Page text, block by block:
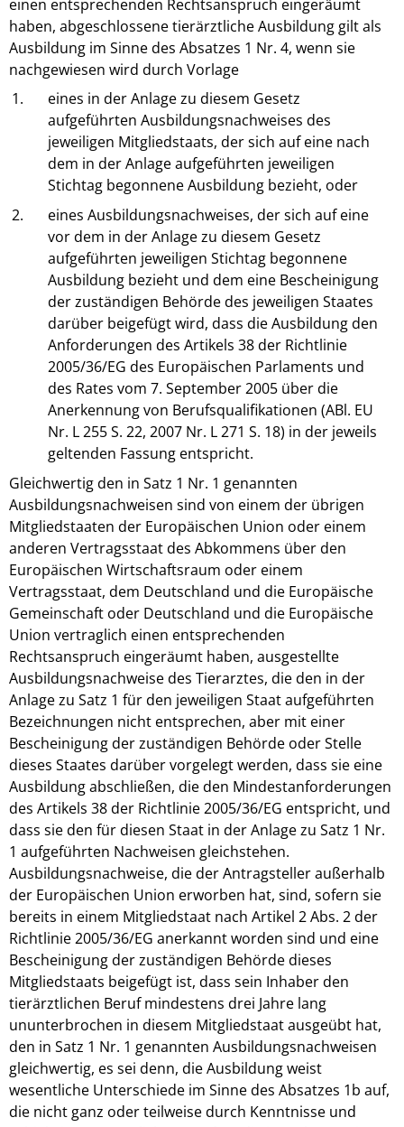
einen entsprechenden Rechtsanspruch eingeräumt
haben, abgeschlossene tierärztliche Ausbildung gilt als
Ausbildung im Sinne des Absatzes 1 Nr. 4, wenn sie
nachgewiesen wird durch Vorlage
1.
eines in der Anlage zu diesem Gesetz
aufgeführten Ausbildungsnachweises des
jeweiligen Mitgliedstaats, der sich auf eine nach
dem in der Anlage aufgeführten jeweiligen
Stichtag begonnene Ausbildung bezieht, oder
2.
eines Ausbildungsnachweises, der sich auf eine
vor dem in der Anlage zu diesem Gesetz
aufgeführten jeweiligen Stichtag begonnene
Ausbildung bezieht und dem eine Bescheinigung
der zuständigen Behörde des jeweiligen Staates
darüber beigefügt wird, dass die Ausbildung den
Anforderungen des Artikels 38 der Richtlinie
2005/36/EG des Europäischen Parlaments und
des Rates vom 7. September 2005 über die
Anerkennung von Berufsqualifikationen (ABl. EU
Nr. L 255 S. 22, 2007 Nr. L 271 S. 18) in der jeweils
geltenden Fassung entspricht.
Gleichwertig den in Satz 1 Nr. 1 genannten
Ausbildungsnachweisen sind von einem der übrigen
Mitgliedstaaten der Europäischen Union oder einem
anderen Vertragsstaat des Abkommens über den
Europäischen Wirtschaftsraum oder einem
Vertragsstaat, dem Deutschland und die Europäische
Gemeinschaft oder Deutschland und die Europäische
Union vertraglich einen entsprechenden
Rechtsanspruch eingeräumt haben, ausgestellte
Ausbildungsnachweise des Tierarztes, die den in der
Anlage zu Satz 1 für den jeweiligen Staat aufgeführten
Bezeichnungen nicht entsprechen, aber mit einer
Bescheinigung der zuständigen Behörde oder Stelle
dieses Staates darüber vorgelegt werden, dass sie eine
Ausbildung abschließen, die den Mindestanforderungen
des Artikels 38 der Richtlinie 2005/36/EG entspricht, und
dass sie den für diesen Staat in der Anlage zu Satz 1 Nr.
1 aufgeführten Nachweisen gleichstehen.
Ausbildungsnachweise, die der Antragsteller außerhalb
der Europäischen Union erworben hat, sind, sofern sie
bereits in einem Mitgliedstaat nach Artikel 2 Abs. 2 der
Richtlinie 2005/36/EG anerkannt worden sind und eine
Bescheinigung der zuständigen Behörde dieses
Mitgliedstaats beigefügt ist, dass sein Inhaber den
tierärztlichen Beruf mindestens drei Jahre lang
ununterbrochen in diesem Mitgliedstaat ausgeübt hat,
den in Satz 1 Nr. 1 genannten Ausbildungsnachweisen
gleichwertig, es sei denn, die Ausbildung weist
wesentliche Unterschiede im Sinne des Absatzes 1b auf,
die nicht ganz oder teilweise durch Kenntnisse und